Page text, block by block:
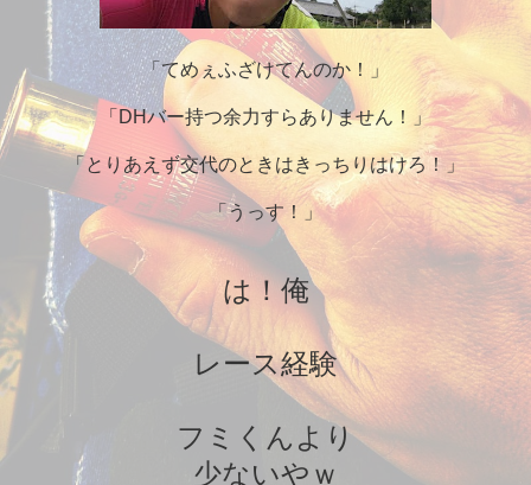
「てめぇふざけてんのか！」
「DHバー持つ余力すらありません！」
「とりあえず交代のときはきっちりはけろ！」
「うっす！」
は！俺
レース経験
フミくんより
少ないやｗ